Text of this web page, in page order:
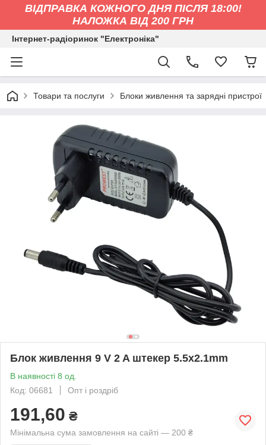
ВІДПРАВКА КОЖНОГО ДНЯ ПІСЛЯ 18:00!
НАЛОЖКА ВІД 200 ГРН
Інтернет-радіоринок "Електроніка"
Товари та послуги Блоки живлення та зарядні пристрої
Блок живлення 9 V 2 A штекер 5.5x2.1mm
В наявності 8 од.
Код: 06681
Опт і роздріб
191,60 ₴
Мінімальна сума замовлення на сайті — 200 ₴